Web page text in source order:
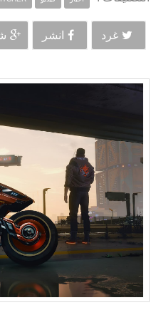
غرد انشر